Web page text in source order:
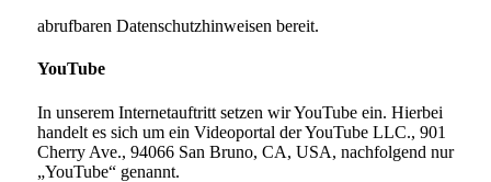
abrufbaren Datenschutzhinweisen bereit.
YouTube
In unserem Internetauftritt setzen wir YouTube ein. Hierbei
handelt es sich um ein Videoportal der YouTube LLC., 901
Cherry Ave., 94066 San Bruno, CA, USA, nachfolgend nur
„YouTube“ genannt.